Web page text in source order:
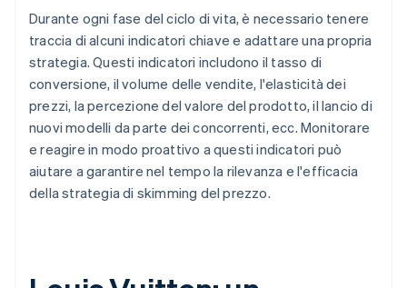
Durante ogni fase del ciclo di vita, è necessario tenere
traccia di alcuni indicatori chiave e adattare una propria
strategia. Questi indicatori includono il tasso di
conversione, il volume delle vendite, l'elasticità dei
prezzi, la percezione del valore del prodotto, il lancio di
nuovi modelli da parte dei concorrenti, ecc. Monitorare
e reagire in modo proattivo a questi indicatori può
aiutare a garantire nel tempo la rilevanza e l'efficacia
della strategia di skimming del prezzo.